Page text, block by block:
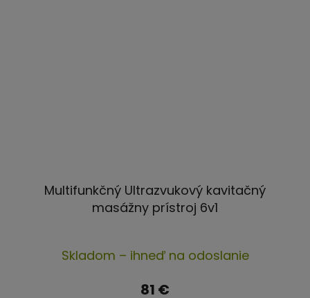
Multifunkčný Ultrazvukový kavitačný
masážny prístroj 6v1
hodnotenie
produktu
Skladom – ihneď na odoslanie
81 €